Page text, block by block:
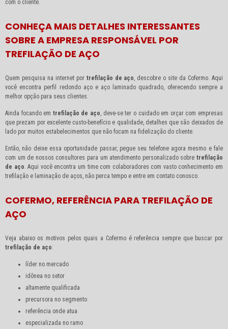
com o cliente.
CONHEÇA MAIS DETALHES INTERESSANTES
SOBRE A EMPRESA RESPONSÁVEL POR
TREFILAÇÃO DE AÇO
Quem pesquisa na internet por trefilação de aço, descobre o site da Cofermo. Aqui
você encontra perfil redondo aço e aço laminado quadrado, oferecendo sempre a
melhor opção para seus clientes.
Ainda focando em trefilação de aço, deve-se ter o cuidado em orçar com empresas
que prezam por excelente custo-benefício e qualidade, detalhes que são deixados de
lado por muitos estabelecimentos que não focam na fidelização do cliente.
Então, não deixe essa oportunidade passar, pegue seu telefone agora mesmo e fale
com um de nossos consultores para um atendimento personalizado sobre trefilação
de aço. Aqui você encontra um time com colaboradores com vasto conhecimento em
trefilação e laminação de aços, não perca tempo e entre em contato conosco.
COFERMO, REFERÊNCIA PARA TREFILAÇÃO DE
AÇO
Veja abaixo os motivos pelos quais a Cofermo é referência sempre que buscar por
trefilação de aço:
líder no mercado
idônea no setor
altamente qualificada
precursora no segmento
referência onde atua
especializada no ramo